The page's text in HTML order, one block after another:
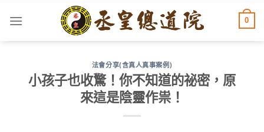
0
法會分享(含真人真事案例)
小孩子也收驚！你不知道的祕密，原
來這是陰靈作祟！